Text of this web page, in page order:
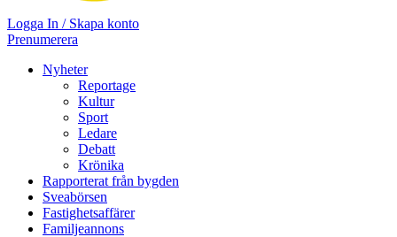
Logga In / Skapa konto
Prenumerera
Nyheter
Reportage
Kultur
Sport
Ledare
Debatt
Krönika
Rapporterat från bygden
Sveabörsen
Fastighetsaffärer
Familjeannons